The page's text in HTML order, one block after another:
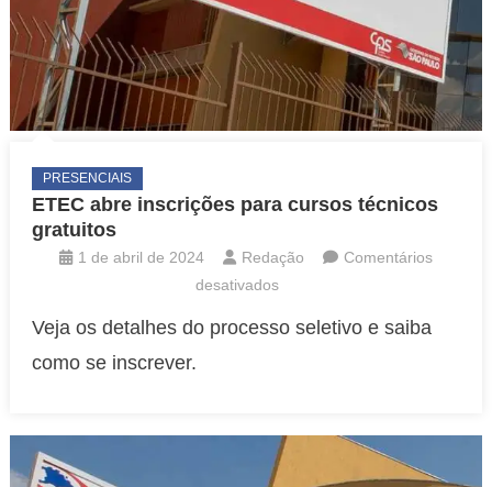
PRESENCIAIS
ETEC abre inscrições para cursos técnicos
gratuitos
1 de abril de 2024 Redação
Comentários
desativadosem
abre
técnicos
gratuitos
Veja os detalhes do processo seletivo e saiba
como se inscrever.